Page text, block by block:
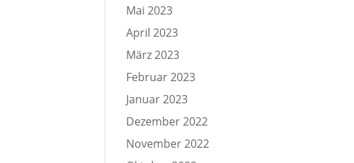
Mai 2023
April 2023
März 2023
Februar 2023
Januar 2023
Dezember 2022
November 2022